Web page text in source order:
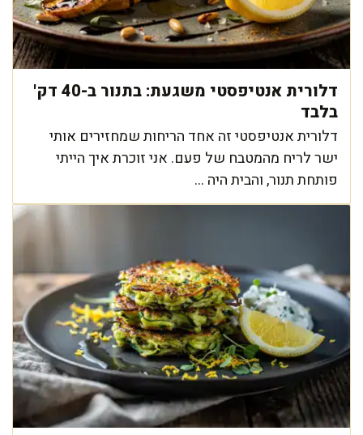
דלורית אנטיפסטי משגעת: בתנור ב-40 דק'
בלבד
דלורית אנטיפסטי זה אחד הריחות שמחזירים אותי
ישר לריח מהמטבח של פעם. אני זוכרת איך הייתי
פותחת תנור, והבית היה ...